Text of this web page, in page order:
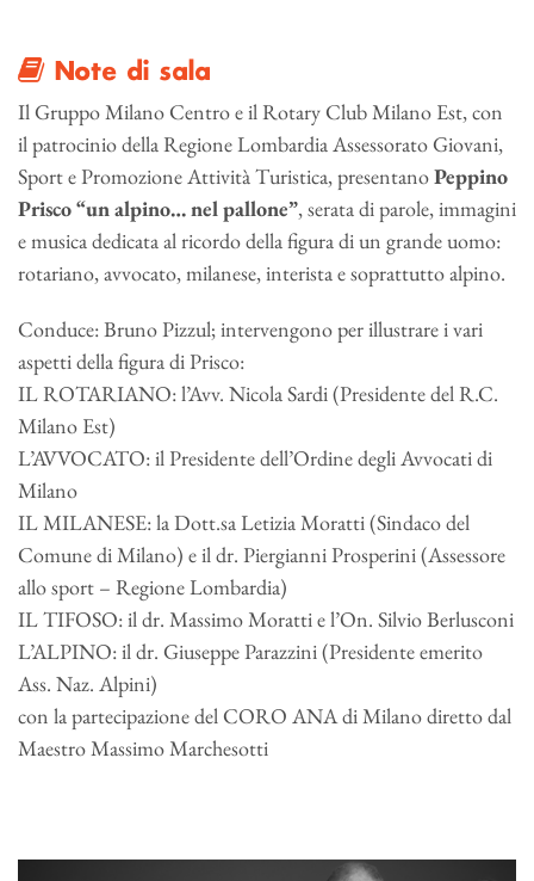
Note di sala
Il Gruppo Milano Centro e il Rotary Club Milano Est, con
il patrocinio della Regione Lombardia Assessorato Giovani,
Sport e Promozione Attività Turistica, presentanoPeppino
Prisco “un alpino… nel pallone”, serata di parole, immagini
e musica dedicata al ricordo della figura di un grande uomo:
rotariano, avvocato, milanese, interista e soprattutto alpino.
Conduce: Bruno Pizzul; intervengono per illustrare i vari
aspetti della figura di Prisco:
IL ROTARIANO: l’Avv. Nicola Sardi (Presidente del R.C.
Milano Est)
L’AVVOCATO: il Presidente dell’Ordine degli Avvocati di
Milano
IL MILANESE: la Dott.sa Letizia Moratti (Sindaco del
Comune di Milano) e il dr. Piergianni Prosperini (Assessore
allo sport – Regione Lombardia)
IL TIFOSO: il dr. Massimo Moratti e l’On. Silvio Berlusconi
L’ALPINO: il dr. Giuseppe Parazzini (Presidente emerito
Ass. Naz. Alpini)
con la partecipazione del CORO ANA di Milano diretto dal
Maestro Massimo Marchesotti